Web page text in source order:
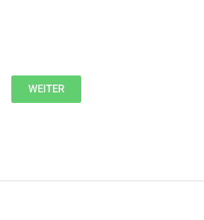
WEITER